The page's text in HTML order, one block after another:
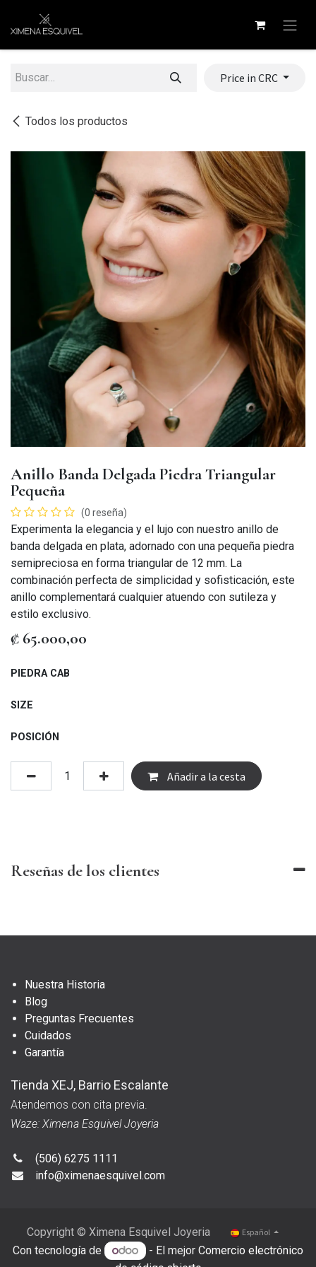
Todos los productos
Price in CRC
Anillo Banda Delgada Piedra Triangular
Pequeña
(0 reseña)
Experimenta la elegancia y el lujo con nuestro anillo de
banda delgada en plata, adornado con una pequeña piedra
semipreciosa en forma triangular de 12 mm. La
combinación perfecta de simplicidad y sofisticación, este
anillo complementará cualquier atuendo con sutileza y
estilo exclusivo.
₡ 65.000,00
PIEDRA CAB
SIZE
POSICIÓN
Añadir a la cesta
Reseñas de los clientes
Nuestra Historia
Blog
Preguntas Frecuentes
Cuidados
Garantía
Tienda XEJ, Barrio Escalante
Atendemos con cita previa.
Waze: Ximena Esquivel Joyeria
(506) 6275 1111
info@ximenaesquivel.com
Copyright © Ximena Esquivel Joyeria Español
Con tecnología de - El mejorComercio electrónico